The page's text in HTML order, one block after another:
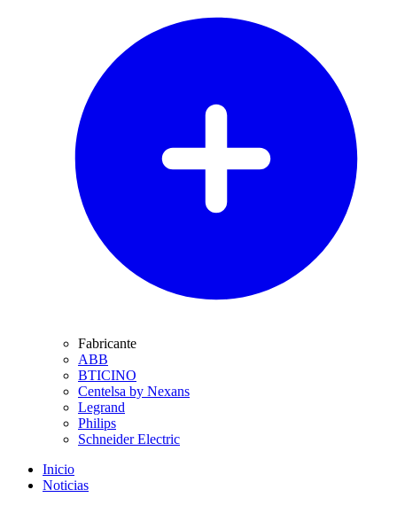
Fabricante
ABB
BTICINO
Centelsa by Nexans
Legrand
Philips
Schneider Electric
Inicio
Noticias